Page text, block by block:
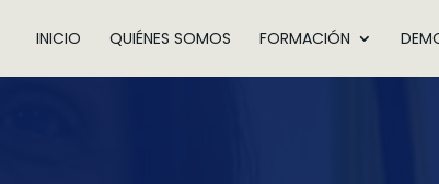
INICIO QUIÉNES SOMOS FORMACIÓN